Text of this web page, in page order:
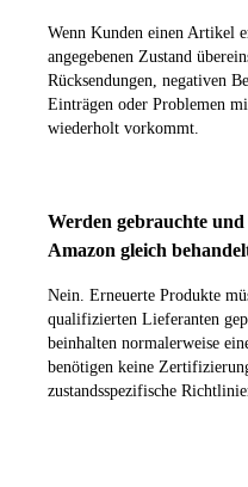
Wenn Kunden einen Artikel
angegebenen Zustand
Rücksendungen, negativen
Einträgen oder Problemen
wiederholt vorkommt.
Werden gebrauchte
Amazon gleich
Nein. Erneuerte Produkte
qualifizierten Lieferanten
beinhalten normalerweise
benötigen keine
zustandsspezifische